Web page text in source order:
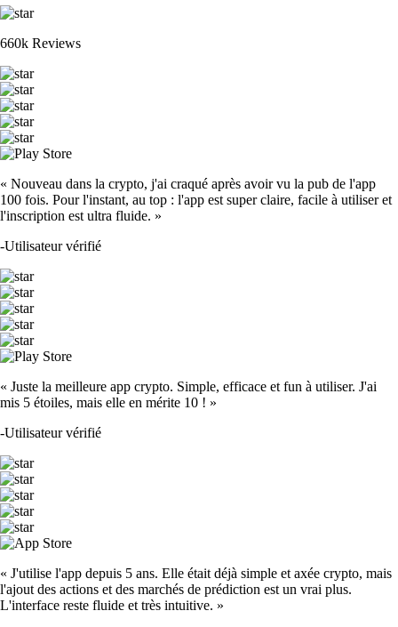
660k Reviews
« Nouveau dans la crypto, j'ai craqué après avoir vu la pub de l'app
100 fois. Pour l'instant, au top : l'app est super claire, facile à utiliser et
l'inscription est ultra fluide. »
-Utilisateur vérifié
« Juste la meilleure app crypto. Simple, efficace et fun à utiliser. J'ai
mis 5 étoiles, mais elle en mérite 10 ! »
-Utilisateur vérifié
« J'utilise l'app depuis 5 ans. Elle était déjà simple et axée crypto, mais
l'ajout des actions et des marchés de prédiction est un vrai plus.
L'interface reste fluide et très intuitive. »